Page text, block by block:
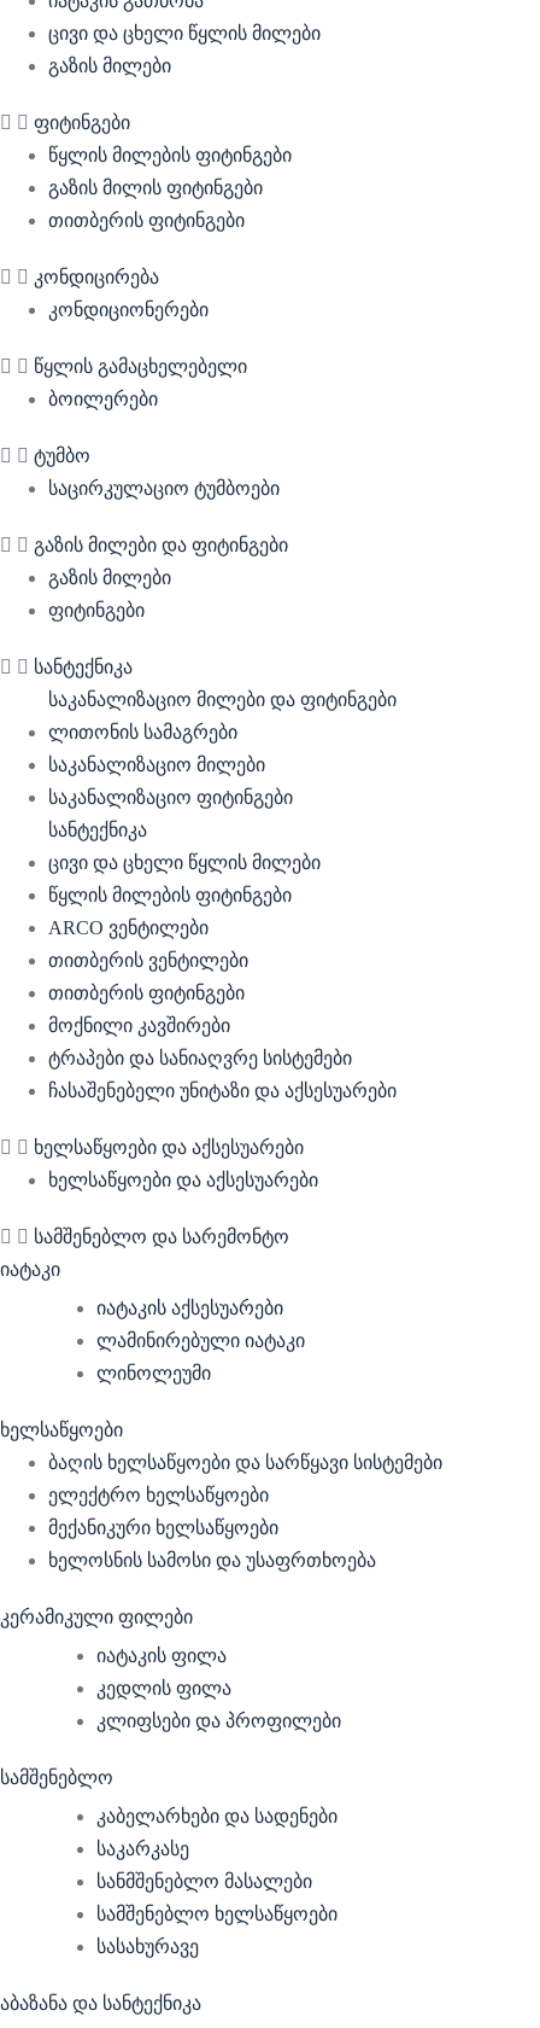
ცივი და ცხელი წყლის მილები
გაზის მილები
ფიტინგები
წყლის მილების ფიტინგები
გაზის მილის ფიტინგები
თითბერის ფიტინგები
კონდიცირება
კონდიციონერები
წყლის გამაცხელებელი
ბოილერები
ტუმბო
საცირკულაციო ტუმბოები
გაზის მილები და ფიტინგები
გაზის მილები
ფიტინგები
სანტექნიკა
საკანალიზაციო მილები და ფიტინგები
ლითონის სამაგრები
საკანალიზაციო მილები
საკანალიზაციო ფიტინგები
სანტექნიკა
ცივი და ცხელი წყლის მილები
წყლის მილების ფიტინგები
ARCO ვენტილები
თითბერის ვენტილები
თითბერის ფიტინგები
მოქნილი კავშირები
ტრაპები და სანიაღვრე სისტემები
ჩასაშენებელი უნიტაზი და აქსესუარები
ხელსაწყოები და აქსესუარები
ხელსაწყოები და აქსესუარები
სამშენებლო და სარემონტო
იატაკი
იატაკის აქსესუარები
ლამინირებული იატაკი
ლინოლეუმი
ხელსაწყოები
ბაღის ხელსაწყოები და სარწყავი სისტემები
ელექტრო ხელსაწყოები
მექანიკური ხელსაწყოები
ხელოსნის სამოსი და უსაფრთხოება
კერამიკული ფილები
იატაკის ფილა
კედლის ფილა
კლიფსები და პროფილები
სამშენებლო
კაბელარხები და სადენები
საკარკასე
სანმშენებლო მასალები
სამშენებლო ხელსაწყოები
სასახურავე
აბაზანა და სანტექნიკა